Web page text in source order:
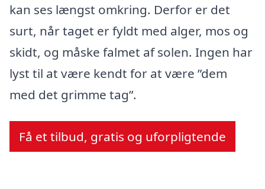
kan ses længst omkring. Derfor er det
surt, når taget er fyldt med alger, mos og
skidt, og måske falmet af solen. Ingen har
lyst til at være kendt for at være ”dem
med det grimme tag”.
Få et tilbud, gratis og uforpligtende